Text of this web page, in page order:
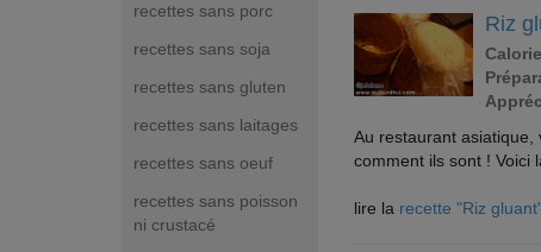
recettes sans porc
recettes sans soja
recettes sans gluten
recettes sans laitages
recettes sans oeuf
recettes sans poisson
ni crustacé
Riz
Au restaurant
comment ils sont ! Voici
lire la recette "Riz